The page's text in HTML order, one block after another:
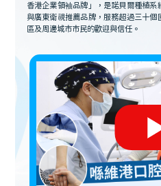
香港企業領袖品牌」，是諾貝爾種植
與廣東衛視推薦品牌，服務超過三十
區及周邊城市市民的歡迎與信任。